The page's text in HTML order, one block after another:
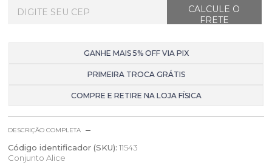
GANHE MAIS 5% OFF VIA PIX
PRIMEIRA TROCA GRÁTIS
COMPRE E RETIRE NA LOJA FÍSICA
DESCRIÇÃO COMPLETA
Código identificador (SKU): 11543
Conjunto Alice